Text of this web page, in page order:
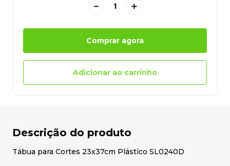
＋
－
Comprar agora
Adicionar ao carrinho
Descrição do produto
Tábua para Cortes 23x37cm Plástico SL0240D